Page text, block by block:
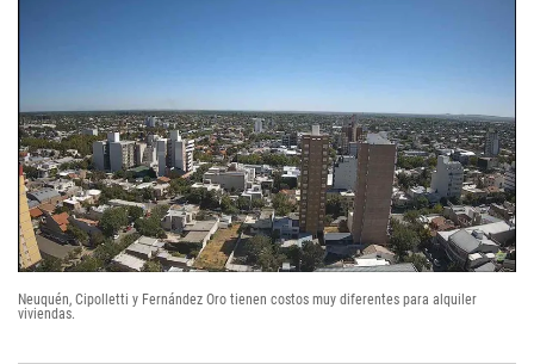
Neuquén, Cipolletti y Fernández Oro tienen costos muy diferentes para alquiler
viviendas.